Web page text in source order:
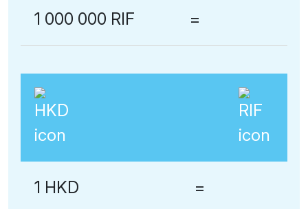
1 000 000 RIF =
1 HKD =